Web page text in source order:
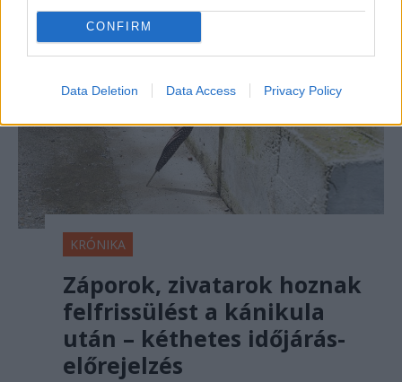
CONFIRM
Data Deletion Data Access Privacy Policy
KRÓNIKA
Záporok, zivatarok hoznak
felfrissülést a kánikula
után – kéthetes időjárás-
előrejelzés